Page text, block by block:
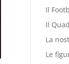
Il
Il
La
Le